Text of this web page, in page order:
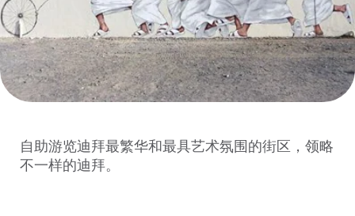
自助游览迪拜最繁华和最具艺术氛围的街区，领略
不一样的迪拜。